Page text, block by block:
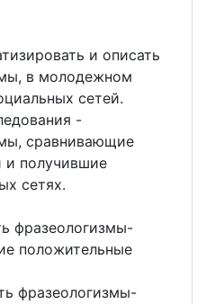
и описать
в молодежном
сетей.
-
сравнивающие
и получившие
сетях.
фразеологизмы-
положительные
фразеологизмы-